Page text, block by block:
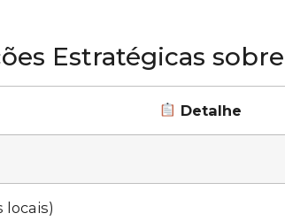
Estratégicas
Detalhe
locais)